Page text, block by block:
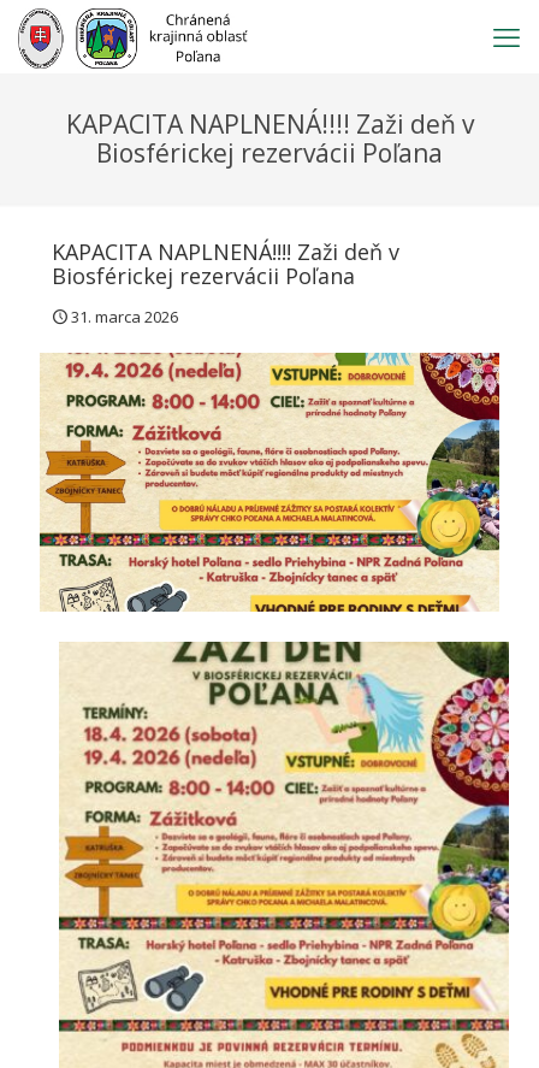
Prejsť
obsah
KAPACITA NAPLNENÁ!!!! Zaži deň v
Biosférickej rezervácii Poľana
KAPACITA NAPLNENÁ!!!! Zaži deň v
Biosférickej rezervácii Poľana
31. marca 2026